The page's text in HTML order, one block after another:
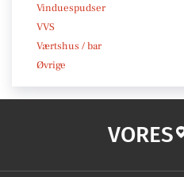
Vinduespudser
VVS
Værtshus / bar
Øvrige
VORES